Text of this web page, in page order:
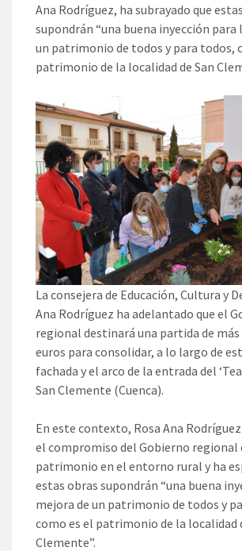
Ana Rodríguez, ha subrayado que
supondrán “una buena inyección para
un patrimonio de todos y para todos,
patrimonio de la localidad de San
La consejera de Educación, Cultura y
Ana Rodríguez ha adelantado que el
regional destinará una partida de más
euros para consolidar, a lo largo de
fachada y el arco de la entrada del
San Clemente (Cuenca).
En este contexto, Rosa Ana
el compromiso del Gobierno regional
patrimonio en el entorno rural y ha
estas obras supondrán “una buena
mejora de un patrimonio de todos y
como es el patrimonio de la localidad
Clemente”.